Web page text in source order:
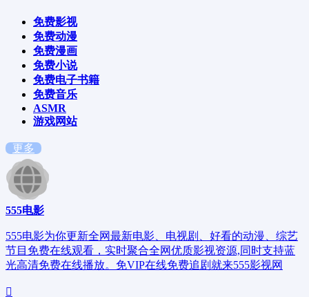
免费影视
免费动漫
免费漫画
免费小说
免费电子书籍
免费音乐
ASMR
游戏网站
更多
555电影
555电影为你更新全网最新电影、电视剧、好看的动漫、综艺
节目免费在线观看，实时聚合全网优质影视资源,同时支持蓝
光高清免费在线播放。免VIP在线免费追剧就来555影视网